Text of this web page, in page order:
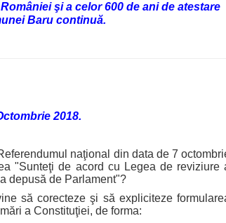
şi a celor 600 de ani de atestare
Baru continuă.
2018.
naţional din data de 7
"Sunteţi de acord cu Legea de reviziure
depusă de Parlament"?
corecteze şi să expliciteze
a Constituţiei, de forma: